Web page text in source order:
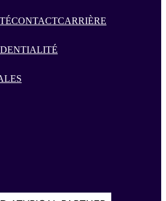
CONTACTCARRIÈRE